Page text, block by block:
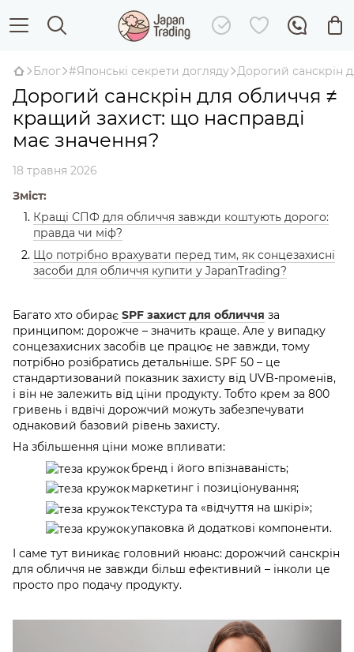
Блог #Японські секрети догляду Дорогий санскрін
Дорогий санскрін для обличчя ≠
кращий захист: що насправді
має значення?
18 травня 2026
Зміст:
Кращі СПФ для обличчя завжди коштують дорого:
правда чи міф?
Що потрібно врахувати перед тим, як сонцезахисні
засоби для обличчя купити у JapanTrading?
Багато хто обирає SPF захист для обличчя за
принципом: дорожче – значить краще. Але у випадку
сонцезахисних засобів це працює не завжди, тому
потрібно розібратись детальніше. SPF 50 – це
стандартизований показник захисту від UVB-променів,
і він не залежить від ціни продукту. Тобто крем за 800
гривень і вдвічі дорожчий можуть забезпечувати
однаковий базовий рівень захисту.
На збільшення ціни може впливати:
бренд і його впізнаваність;
маркетинг і позиціонування;
текстура та «відчуття на шкірі»;
упаковка й додаткові компоненти.
І саме тут виникає головний нюанс: дорожчий санскрін
для обличчя не завжди більш ефективний – інколи це
просто про подачу продукту.